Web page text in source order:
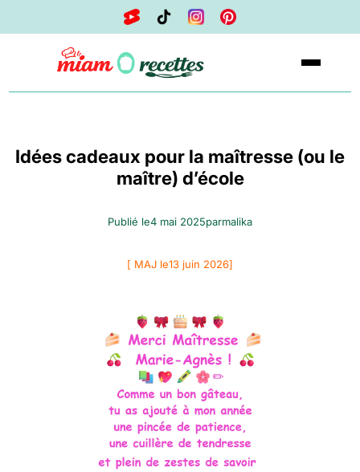
Idées cadeaux pour la maîtresse (ou le
maître) d’école
Publié le4 mai 2025parmalika
[ MAJ le13 juin 2026]